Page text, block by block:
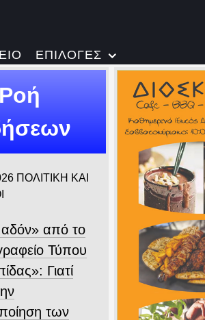
ΕΠΙΛΟΓΕΣ
Ροή
ΠΟΛΙΤΙΚΗ ΚΑΙ
από το
Τύπου
Γιατί
των